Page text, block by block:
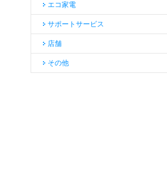
エコ家電
サポートサービス
店舗
その他